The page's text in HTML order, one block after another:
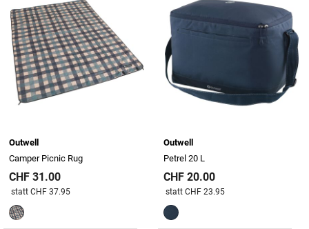
Outwell
Camper Picnic Rug
CHF 31.00
Preis reduziert von
statt CHF 37.95An
Outwell
Petrel 20 L
CHF 20.00
Preis reduziert von
statt CHF 23.95An